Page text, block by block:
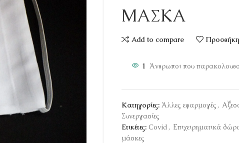
ΜΑΣΚΑ
Add to compare Προσθήκη
1 Άνθρωποι που
Κατηγορίες: Άλλες εφαρμογές ,
Συνεργασίες
Ετικέτες: Covid , Επιχειρηματικά
μάσκες